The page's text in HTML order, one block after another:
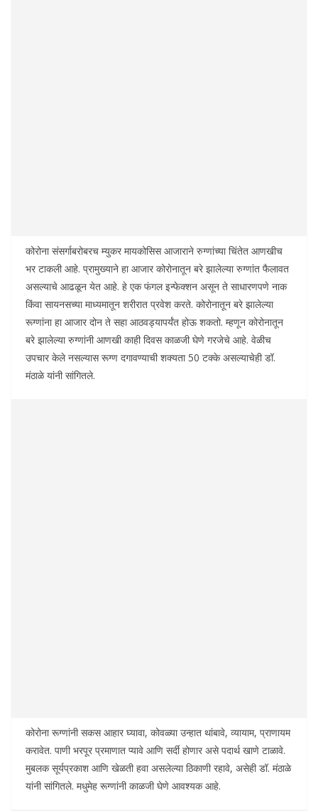
कोरोना संसर्गाबरोबरच म्युकर मायकोसिस आजाराने रुग्णांच्या चिंतेत आणखीच
भर टाकली आहे. प्रामुख्याने हा आजार कोरोनातून बरे झालेल्या रुग्णांत फैलावत
असल्याचे आढळून येत आहे. हे एक फंगल इन्फेक्शन असून ते साधारणपणे नाक
किंवा सायनसच्या माध्यमातून शरीरात प्रवेश करते. कोरोनातून बरे झालेल्या
रूग्णांना हा आजार दोन ते सहा आठवड्यापर्यंत होऊ शकतो. म्हणून कोरोनातून
बरे झालेल्या रुग्णांनी आणखी काही दिवस काळजी घेणे गरजेचे आहे. वेळीच
उपचार केले नसल्यास रूग्ण दगावण्याची शक्यता 50 टक्के असल्याचेही डॉ.
मंठाळे यांनी सांगितले.
कोरोना रूग्णांनी सकस आहार घ्यावा, कोवळ्या उन्हात थांबावे, व्यायाम, प्राणायम
करावेत. पाणी भरपूर प्रमाणात प्यावे आणि सर्दी होणार असे पदार्थ खाणे टाळावे.
मुबलक सूर्यप्रकाश आणि खेळती हवा असलेल्या ठिकाणी रहावे, असेही डॉ. मंठाळे
यांनी सांगितले. मधुमेह रूग्णांनी काळजी घेणे आवश्यक आहे.